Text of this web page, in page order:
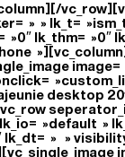
» » lk_t=
lk_thm= »0″
image=
desktop
»default »
lk_dt= » »